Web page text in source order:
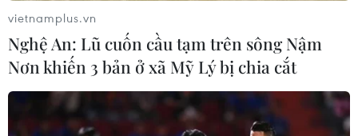
vietnamplus.vn
Nghệ An: Lũ cuốn cầu tạm trên sông Nậm
Nơn khiến 3 bản ở xã Mỹ Lý bị chia cắt